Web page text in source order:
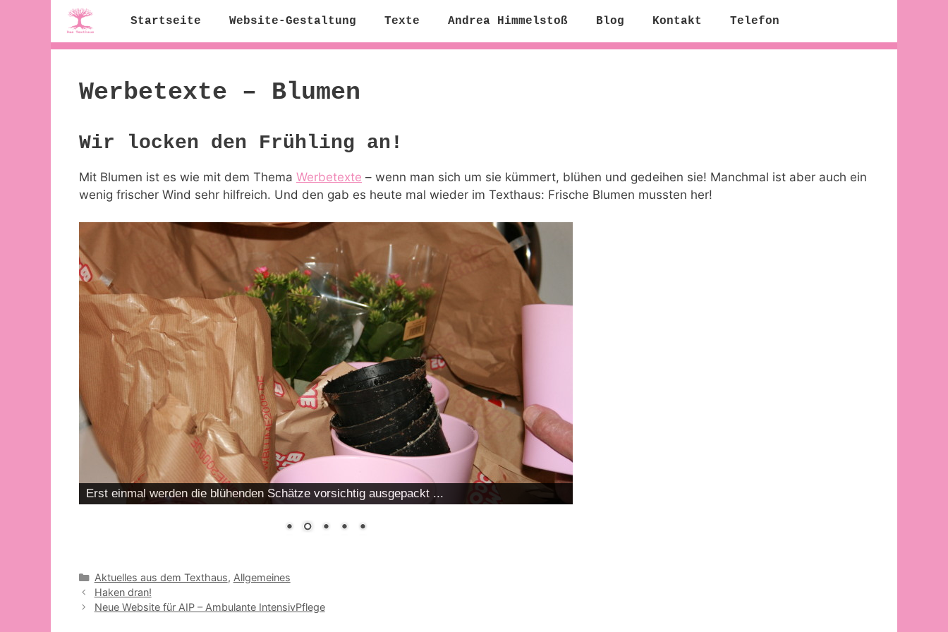
Startseite Website-Gestaltung Texte Andrea Himmelstoß Blog Kontakt Telefon
Werbetexte – Blumen
Wir locken den Frühling an!
Mit Blumen ist es wie mit dem Thema Werbetexte – wenn man sich um sie kümmert, blühen und gedeihen sie! Manchmal ist aber auch ein
wenig frischer Wind sehr hilfreich. Und den gab es heute mal wieder im Texthaus: Frische Blumen mussten her!
Erst einmal werden die blühenden Schätze vorsichtig ausgepackt ...
Kategorien
Aktuelles aus dem Texthaus, Allgemeines
Haken dran!
Neue Website für AIP – Ambulante IntensivPflege